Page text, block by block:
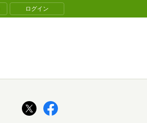
ログイン